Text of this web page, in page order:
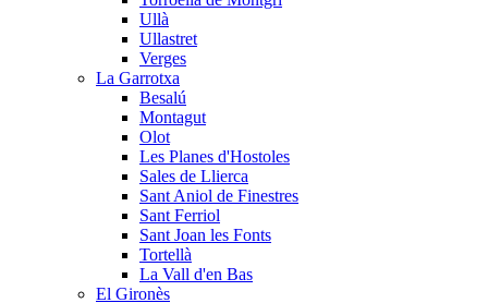
Ullà
Ullastret
Verges
La Garrotxa
Besalú
Montagut
Olot
Les Planes d'Hostoles
Sales de Llierca
Sant Aniol de Finestres
Sant Ferriol
Sant Joan les Fonts
Tortellà
La Vall d'en Bas
El Gironès